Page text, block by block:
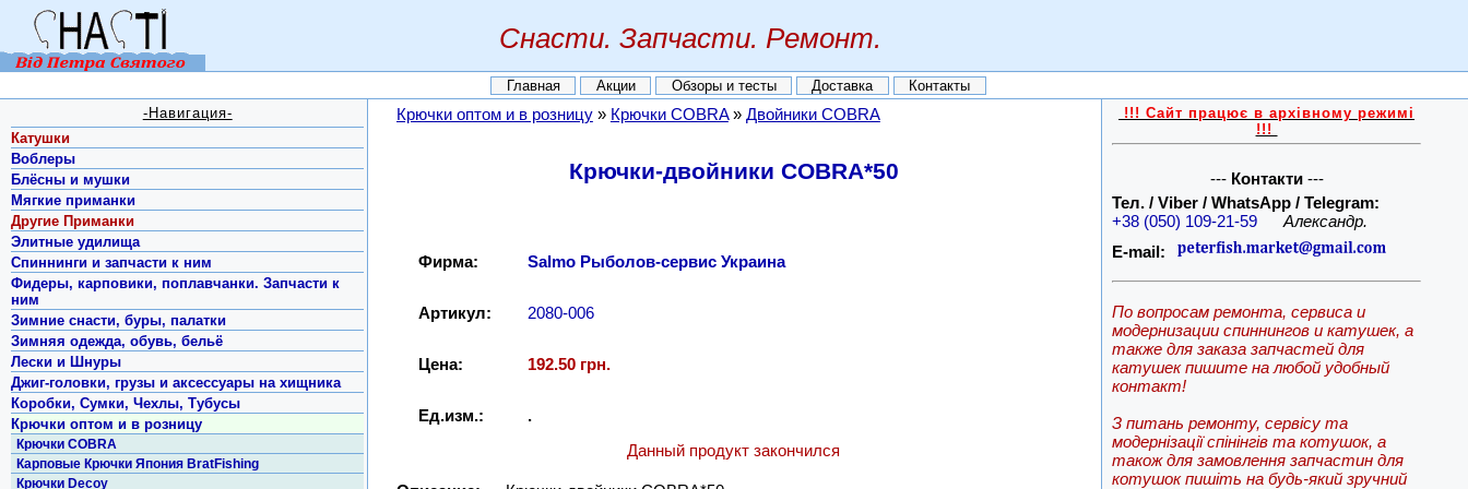
Снасти. Запчасти. Ремонт.
Главная Акции Обзоры и тесты Доставка Контакты
Крючки оптом и в розницу» Крючки COBRA» Двойники COBRA
Крючки-двойники COBRA*50
Фирма: Salmo Рыболов-сервис Украина
Артикул: 2080-006
Цена: 192.50 грн.
Ед.изм.:
.
Данный продукт закончился
-Навигация-
Катушки
Воблеры
Блёсны и мушки
Мягкие приманки
Другие Приманки
Элитные удилища
Спиннинги и запчасти к ним
Фидеры, карповики, поплавчанки. Запчасти к
ним
Зимние снасти, буры, палатки
Зимняя одежда, обувь, бельё
Лески и Шнуры
Джиг-головки, грузы и аксессуары на хищника
Коробки, Сумки, Чехлы, Тубусы
Крючки оптом и в розницу
Крючки COBRA
Карповые Крючки Япония BratFishing
Крючки Decoy
!!! Сайт працює в архівному режимі
!!!
--- Контакти---
Тел. / Viber / WhatsApp / Telegram:
+38 (050) 109-21-59
Александр.
E-mail:
По вопросам ремонта, сервиса и
модернизации спиннингов и катушек, а
также для заказа запчастей для
катушек пишите на любой удобный
контакт!
З питань ремонту, сервісу та
модернізації спінінгів та котушок, а
також для замовлення запчастин для
котушок пишіть на будь-який зручний